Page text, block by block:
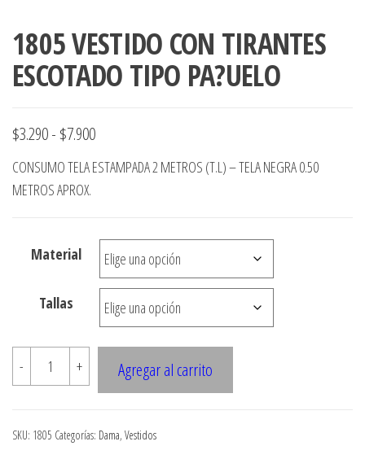
1805 VESTIDO CON TIRANTES
ESCOTADO TIPO PA?UELO
$3.290- $7.900Rango
de
$3.290
hasta
$7.900
CONSUMO TELA ESTAMPADA 2 METROS (T.L) – TELA NEGRA 0.50
METROS APROX.
Material
Tallas
-
1805
TIRANTES
ESCOTADO
+ Agregar al carrito
SKU: 1805 Categorías: Dama, Vestidos